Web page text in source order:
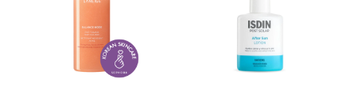
Ver más Ver más